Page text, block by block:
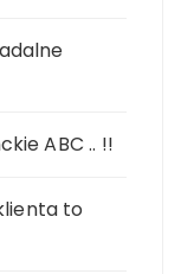
ABC .. !!
to